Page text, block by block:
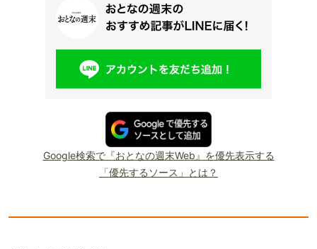
Google検索で『おとなの週末Web』を優先表示する
「優先するソース」とは？